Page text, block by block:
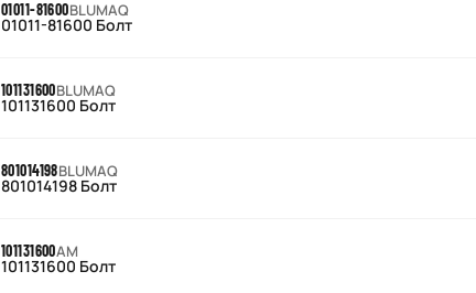
01011-81600BLUMAQ
01011-81600 Болт
101131600BLUMAQ
101131600 Болт
801014198BLUMAQ
801014198 Болт
101131600AM
101131600 Болт